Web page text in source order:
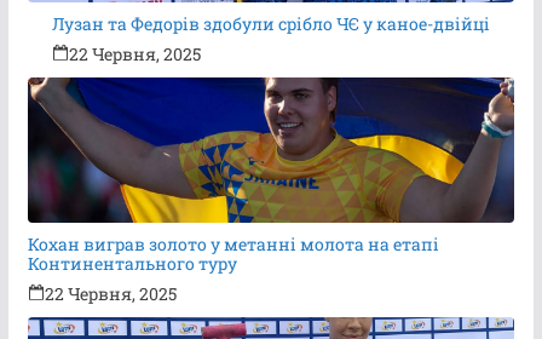
Лузан та Федорів здобули срібло ЧЄ у каное-двійці
22 Червня, 2025
Кохан виграв золото у метанні молота на етапі
Континентального туру
22 Червня, 2025